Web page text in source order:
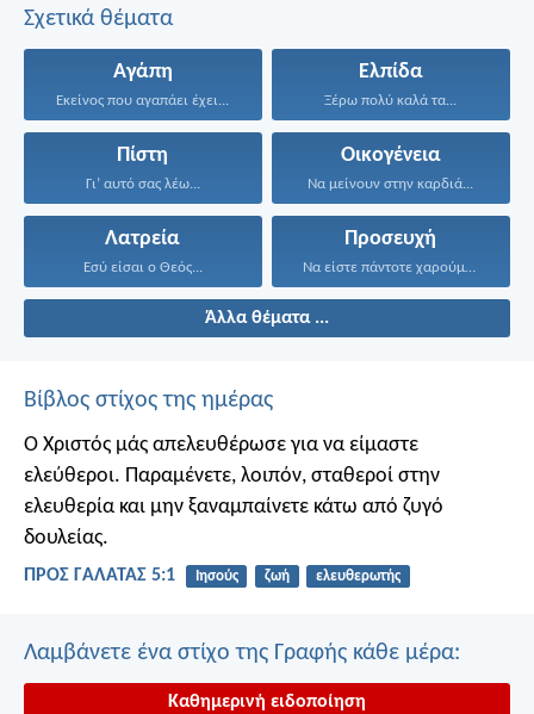
Σχετικά θέματα
Αγάπη
Εκείνος που αγαπάει έχει...
Ελπίδα
Ξέρω πολύ καλά τα...
Πίστη
Γι’ αυτό σας λέω...
Οικογένεια
Να μείνουν στην καρδιά...
Λατρεία
Εσύ είσαι ο Θεός...
Προσευχή
Να είστε πάντοτε χαρούμενοι...
Άλλα θέματα ...
Βίβλος στίχος της ημέρας
Ο Χριστός μάς απελευθέρωσε για να είμαστε
ελεύθεροι. Παραμένετε, λοιπόν, σταθεροί στην
ελευθερία και μην ξαναμπαίνετε κάτω από ζυγό
δουλείας.
ΠΡΟΣ ΓΑΛΑΤΑΣ 5:1 Ιησούς ζωή ελευθερωτής
Λαμβάνετε ένα στίχο της Γραφής κάθε μέρα:
Καθημερινή ειδοποίηση